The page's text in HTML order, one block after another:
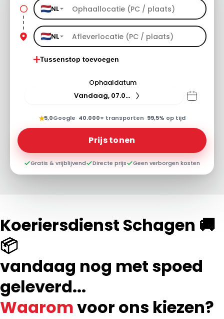
NL
NL
Tussenstop toevoegen
Ophaaldatum
Vandaag, 07.08.26
★5,0Google· 40.000+ transporten· 99,5% op tijd
Prijs tonen
Gratis & vrijblijvend Directe prijs Geen verborgen kosten
Koeriersdienst Schagen 🚚
📦
vandaag nog met spoed
geleverd...
Waaromvoor ons kiezen?